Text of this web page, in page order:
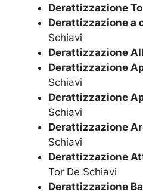
Derattizzazione
Derattizzazione a
Schiavi
Derattizzazione
Derattizzazione
Schiavi
Derattizzazione
Schiavi
Derattizzazione
Schiavi
Derattizzazione
Tor De Schiavi
Derattizzazione